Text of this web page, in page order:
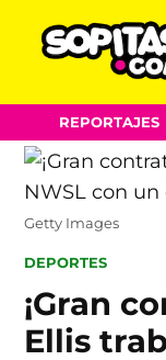
Skip
to
content
REPORTAJES
Getty Images
POSTED
DEPORTES
¡Gran
Ellis